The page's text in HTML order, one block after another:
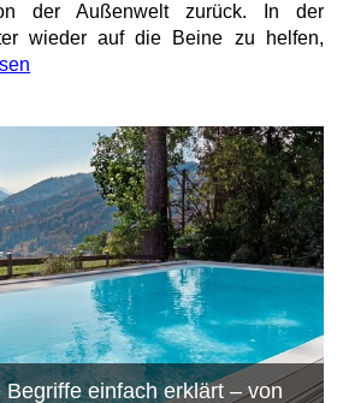
der Außenwelt zurück. In der
wieder auf die Beine zu helfen,
einfach erklärt – von